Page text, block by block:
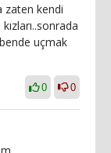
zaten kendi
uçmak
0 0